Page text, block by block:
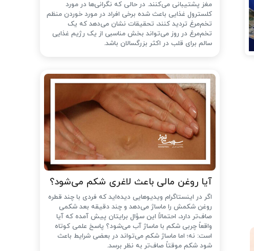
مغز پشتیبانی می‌کنند. در حالی که نگرانی‌ها در مورد
کلسترول غذایی باعث شده ‌برخی افراد در مورد خوردن منظم
تخم‌مرغ تردید کنند، تحقیقات نشان می‌دهد که یک
تخم‌مرغ در روز می‌تواند بخش مناسبی از یک رژیم غذایی
سالم برای قلب در اکثر بزرگسالان باشد.
آیا روغن مالی باعث لاغری شکم می‌شود؟
اگر در اینستاگرام ویدیوهایی دیده‌اید که فردی با چند قطره
روغن شکمش را ماساژ می‌دهد و چند دقیقه بعد شکمی
صاف‌تر دارد، احتمالاً این سؤال برایتان پیش آمده که آیا
واقعاً چربی شکم با ماساژ آب می‌شود؟ پاسخ علمی کوتاه
است: نه؛ اما ماساژ شکم می‌تواند در بعضی شرایط باعث
شود شکم موقتاً صاف‌تر به نظر برسد.